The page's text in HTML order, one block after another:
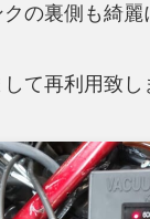
の裏側も綺麗
て再利用致し